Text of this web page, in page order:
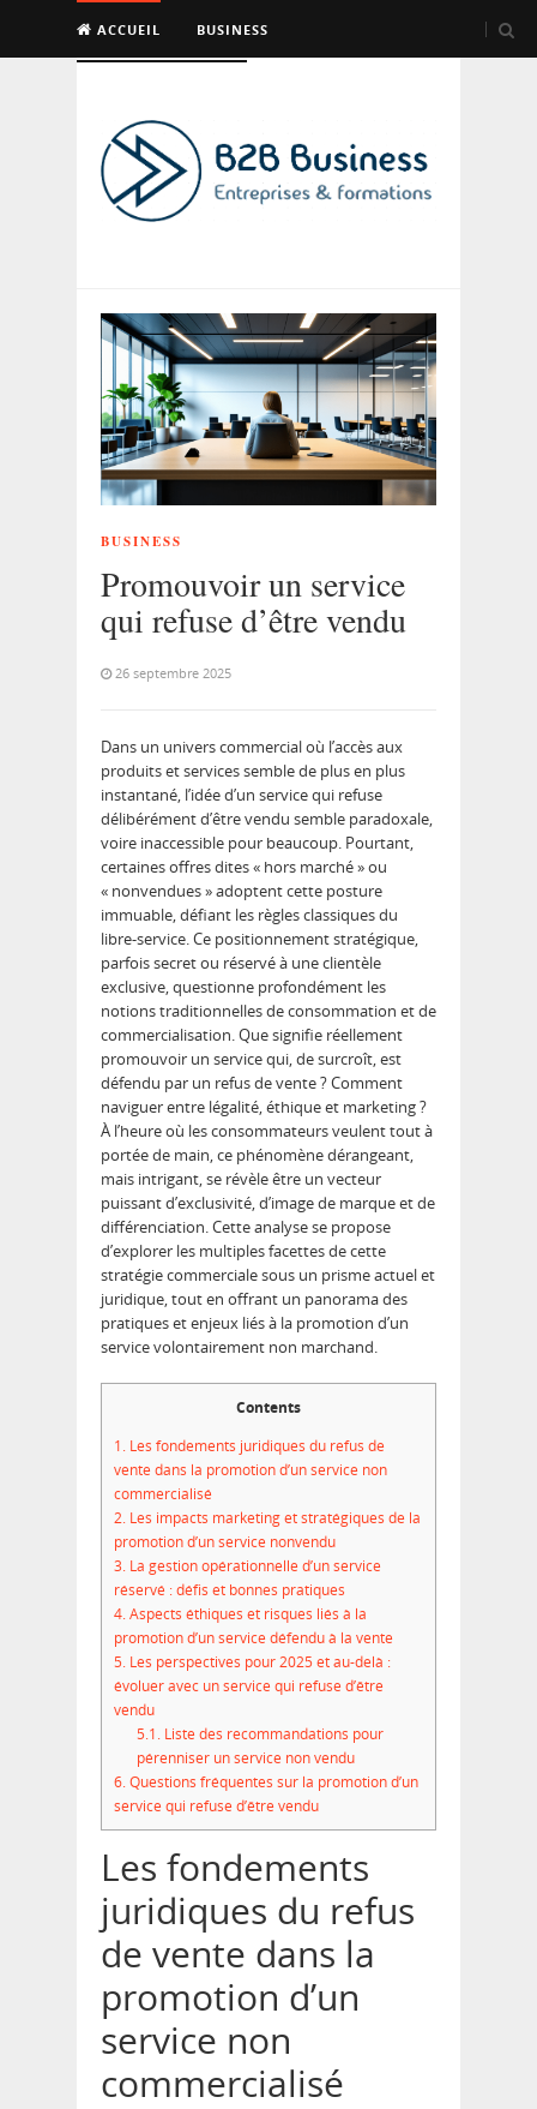
ACCUEIL BUSINESS
BUSINESS
Promouvoir un service
qui refuse d’être vendu
26 septembre 2025
Dans un univers commercial où l’accès aux
produits et services semble de plus en plus
instantané, l’idée d’un service qui refuse
délibérément d’être vendu semble paradoxale,
voire inaccessible pour beaucoup. Pourtant,
certaines offres dites « hors marché » ou
« nonvendues » adoptent cette posture
immuable, défiant les règles classiques du
libre-service. Ce positionnement stratégique,
parfois secret ou réservé à une clientèle
exclusive, questionne profondément les
notions traditionnelles de consommation et de
commercialisation. Que signifie réellement
promouvoir un service qui, de surcroît, est
défendu par un refus de vente ? Comment
naviguer entre légalité, éthique et marketing ?
À l’heure où les consommateurs veulent tout à
portée de main, ce phénomène dérangeant,
mais intrigant, se révèle être un vecteur
puissant d’exclusivité, d’image de marque et de
différenciation. Cette analyse se propose
d’explorer les multiples facettes de cette
stratégie commerciale sous un prisme actuel et
juridique, tout en offrant un panorama des
pratiques et enjeux liés à la promotion d’un
service volontairement non marchand.
Contents
1. Les fondements juridiques du refus de
vente dans la promotion d’un service non
commercialisé
2. Les impacts marketing et stratégiques de la
promotion d’un service nonvendu
3. La gestion opérationnelle d’un service
réservé : défis et bonnes pratiques
4.Aspects éthiques et risques liés à la
promotion d’un service défendu à la vente
5. Les perspectives pour 2025 et au-delà :
évoluer avec un service qui refuse d’être
vendu
5.1.Liste des recommandations pour
pérenniser un service non vendu
6.Questions fréquentes sur la promotion d’un
service qui refuse d’être vendu
Les fondements
juridiques du refus
de vente dans la
promotion d’un
service non
commercialisé